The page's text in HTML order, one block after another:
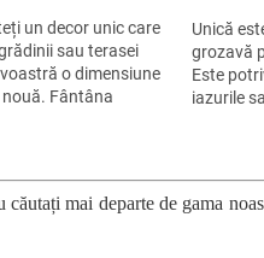
un decor unic care
sau terasei
o dimensiune
Fântâna
Unică
grozavă
Este
iazurile
mai departe de gama